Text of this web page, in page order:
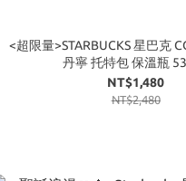
<超限量>STARBUCKS 星巴克
丹寧 托特包 保溫瓶
NT$1,480
NT$2,480